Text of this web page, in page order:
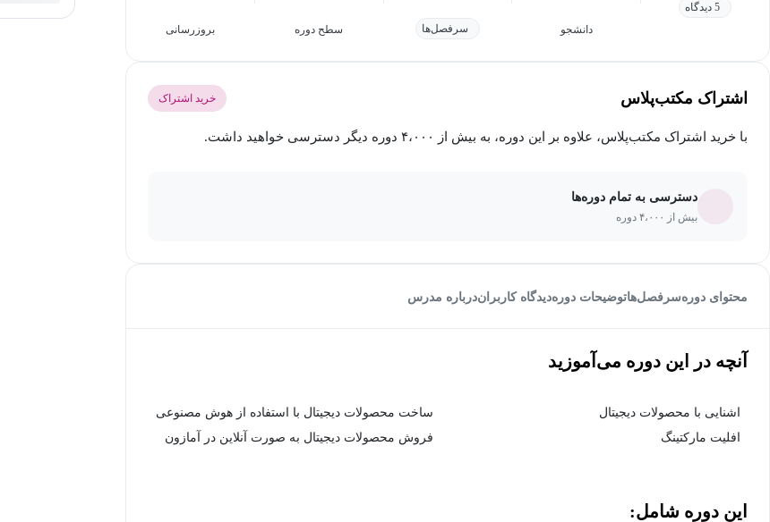
5 دیدگاه
دانشجو سرفصل‌ها سطح دوره بروزرسانی
اشتراک مکتب‌پلاس خرید اشتراک
با خرید اشتراک مکتب‌پلاس، علاوه بر این دوره، به بیش از ۴،۰۰۰ دوره دیگر دسترسی خواهید داشت.
دسترسی به تمام دوره‌ها
بیش از ۴،۰۰۰ دوره
محتوای دورهسرفصل‌هاتوضیحات دورهدیدگاه کاربراندرباره مدرس
آنچه در این دوره می‌آموزید
اشنایی با محصولات دیجیتال
ساخت محصولات دیجیتال با استفاده از هوش مصنوعی
افلیت مارکتینگ
فروش محصولات دیجیتال به صورت آنلاین در آمازون
این دوره شامل: